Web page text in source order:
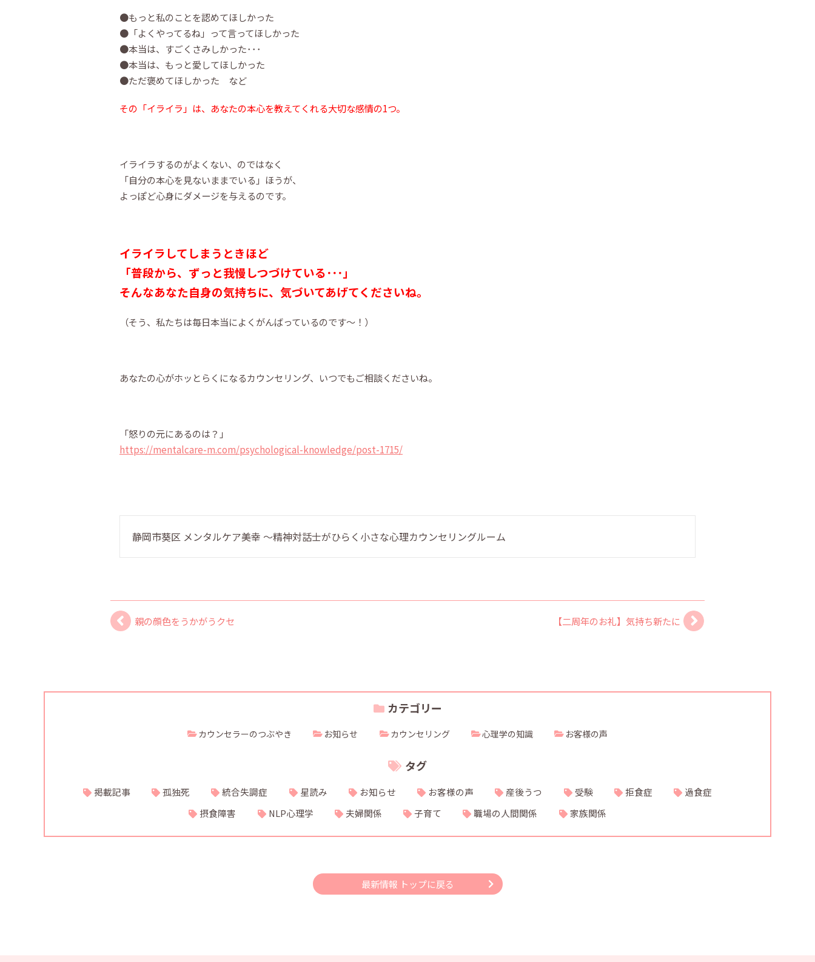
●もっと私のことを認めてほしかった
●「よくやってるね」って言ってほしかった
●本当は、すごくさみしかった･･･
●本当は、もっと愛してほしかった
●ただ褒めてほしかった など
その 「イライラ」は、あなたの本心を教えてくれる大切な感情の1つ。
イライラするのがよくない、のではなく
「自分の本心を見ないままでいる」ほうが、
よっぽど心身にダメージを与えるのです。
イライラしてしまうときほど
「普段から、ずっと我慢しつづけている･･･」
そんなあなた自身の気持ちに、気づいてあげてくださいね。
（そう、私たちは毎日本当によくがんばっているのです～！）
あなたの心がホッとらくになるカウンセリング、いつでもご相談くださいね。
「怒りの元にあるのは？」
https://mentalcare-m.com/psychological-knowledge/post-1715/
静岡市葵区 メンタルケア美幸 〜精神対話士がひらく小さな心理カウンセリングルーム
親の顔色をうかがうクセ 【二周年のお礼】気持ち新たに
カテゴリー
カウンセラーのつぶやき お知らせ カウンセリング 心理学の知識 お客様の声
タグ
掲載記事 孤独死 統合失調症 星読み お知らせ お客様の声 産後うつ 受験 拒食症
過食症
摂食障害
NLP心理学 夫婦関係 子育て 職場の人間関係 家族関係
最新情報 トップに戻る